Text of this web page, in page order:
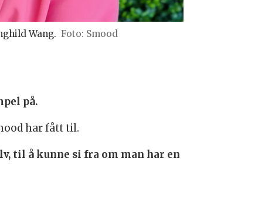
Wang. Foto: Smood
på.
har fått til.
til å kunne si fra om man har en